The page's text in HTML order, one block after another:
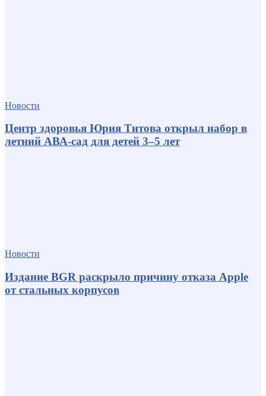
Новости
Центр здоровья Юрия Титова открыл набор в
летний АВА-сад для детей 3–5 лет
Новости
Издание BGR раскрыло причину отказа Apple
от стальных корпусов